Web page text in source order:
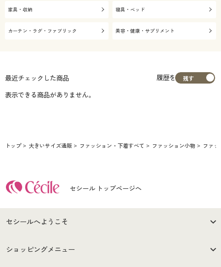
家具・収納 寝具・ベッド
カーテン・ラグ・ファブリック 美容・健康・サプリメント
最近チェックした商品
履歴を
表示できる商品がありません。
トップ 大きいサイズ通販 ファッション・下着すべて ファッション小物 ファ
セシール トップページへ
セシールへようこそ
はじめての方へ
ショッピングメニュー